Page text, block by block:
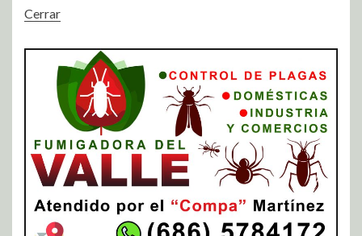
Cerrar